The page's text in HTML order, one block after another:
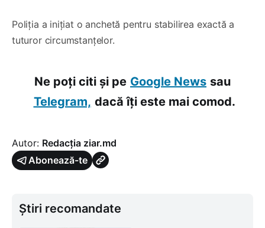
Poliția a inițiat o anchetă pentru stabilirea exactă a
tuturor circumstanțelor.
Ne poți citi și pe Google News sau
Telegram, dacă îți este mai comod.
Autor: Redacția ziar.md
Abonează-te
Știri recomandate